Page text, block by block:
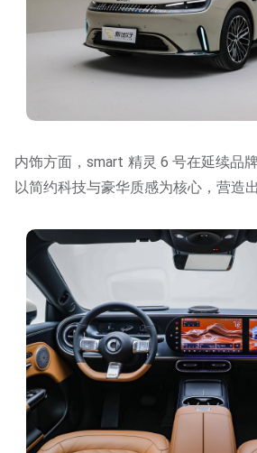
内饰方面，smart 精灵 6 号在延续品
以简约科技与豪华质感为核心，营造